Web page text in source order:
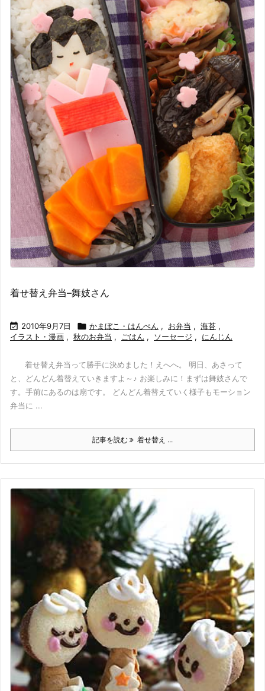
着せ替え弁当–舞妓さん
 2010年9月7日  かまぼこ・はんぺん , お弁当 , 海苔 ,
イラスト・漫画 , 秋のお弁当 , ごはん , ソーセージ , にんじん
着せ替え弁当って勝手に決めました！えへへ。 明日、あさって
と、どんどん着替えていきますよ～♪ お楽しみに！まずは舞妓さんで
す。手前にあるのは扇です。 どんどん着替えていく様子もモーション
弁当に ...
記事を読む 着せ替え ...